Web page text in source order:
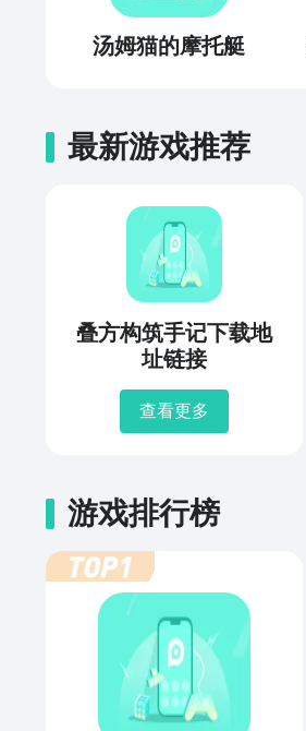
汤姆猫的摩托艇
最新游戏推荐
叠方构筑手记下载地
址链接
查看更多
游戏排行榜